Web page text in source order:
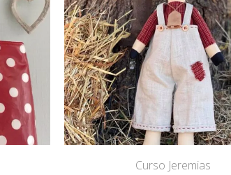
Curso Jeremias